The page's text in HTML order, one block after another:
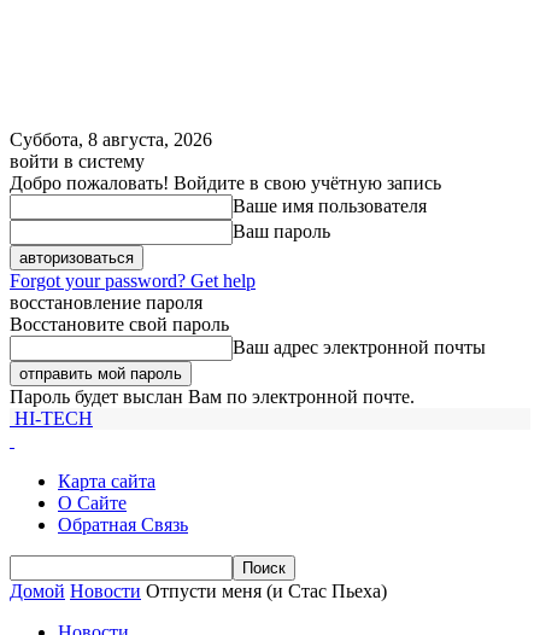
Суббота, 8 августа, 2026
войти в систему
Добро пожаловать! Войдите в свою учётную запись
Ваше имя пользователя
Ваш пароль
Forgot your password? Get help
восстановление пароля
Восстановите свой пароль
Ваш адрес электронной почты
Пароль будет выслан Вам по электронной почте.
HI-TECH
Карта сайта
О Сайте
Обратная Связь
Домой Новости Отпусти меня (и Стас Пьеха)